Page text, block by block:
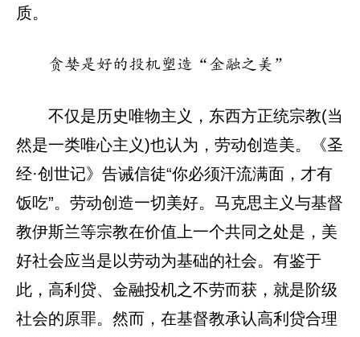
质。
贪婪是好的投机塑造“金融之美”
不仅是历史唯物主义，东西方正统宗教(当
然是一类唯心主义)也认为，劳动创造美。《圣
经·创世记》告诫信徒“你必须汗流满面，才有
饭吃”。劳动创造一切美好。马克思主义与基督
教伊斯兰等宗教在价值上一个共同之处是，美
好社会应当是以劳动为基础的社会。有鉴于
此，高利贷、金融投机之不劳而获，就是阶级
社会的原罪。然而，在基督教承认高利贷合理